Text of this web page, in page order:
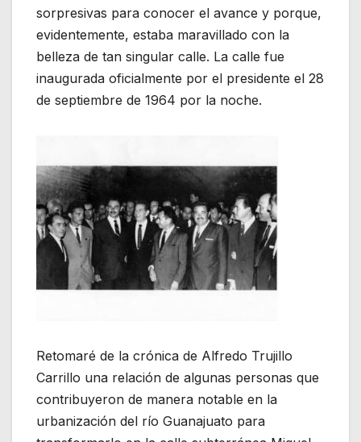
sorpresivas para conocer el avance y porque,
evidentemente, estaba maravillado con la
belleza de tan singular calle. La calle fue
inaugurada oficialmente por el presidente el 28
de septiembre de 1964 por la noche.
Retomaré de la crónica de Alfredo Trujillo
Carrillo una relación de algunas personas que
contribuyeron de manera notable en la
urbanización del río Guanajuato para